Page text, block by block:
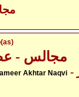
-
مجالس -
Akhtar Naqvi - علامہ ڈاکٹر سید ضمیر اختر